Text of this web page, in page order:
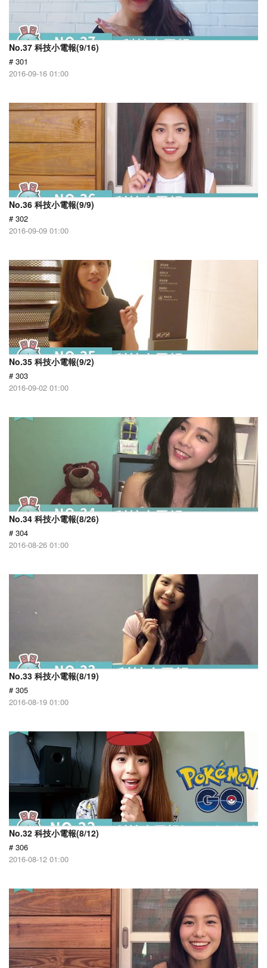
No.37 科技小電報(9/16)
# 301
2016-09-16 01:00
No.36 科技小電報(9/9)
# 302
2016-09-09 01:00
No.35 科技小電報(9/2)
# 303
2016-09-02 01:00
No.34 科技小電報(8/26)
# 304
2016-08-26 01:00
No.33 科技小電報(8/19)
# 305
2016-08-19 01:00
No.32 科技小電報(8/12)
# 306
2016-08-12 01:00